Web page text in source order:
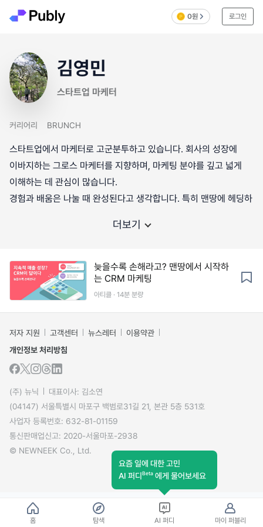
0원 로그인
김영민
스타트업 마케터
커리어리 BRUNCH
스타트업에서 마케터로 고군분투하고 있습니다. 회사의 성장에
이바지하는 그로스 마케터를 지향하며, 마케팅 분야를 깊고 넓게
이해하는 데 관심이 많습니다.
경험과 배움은 나눌 때 완성된다고 생각합니다. 특히 맨땅에 헤딩하
더보기
늦을수록 손해라고? 맨땅에서 시작하
는 CRM 마케팅
아티클 · 14분 분량
저자 지원 고객센터 뉴스레터
이용약관
개인정보 처리방침
(주) 뉴닉
대표이사: 김소연
(04147) 서울특별시 마포구 백범로31길 21, 본관 5층 531호
사업자 등록번호: 632-81-01159
통신판매업신고: 2020-서울마포-2938
© NEWNEEK Co., Ltd.
홈 탐색
요즘 일에 대한 고민
AI 퍼디Beta 에게 물어보세요
AI 퍼디 마이 퍼블리